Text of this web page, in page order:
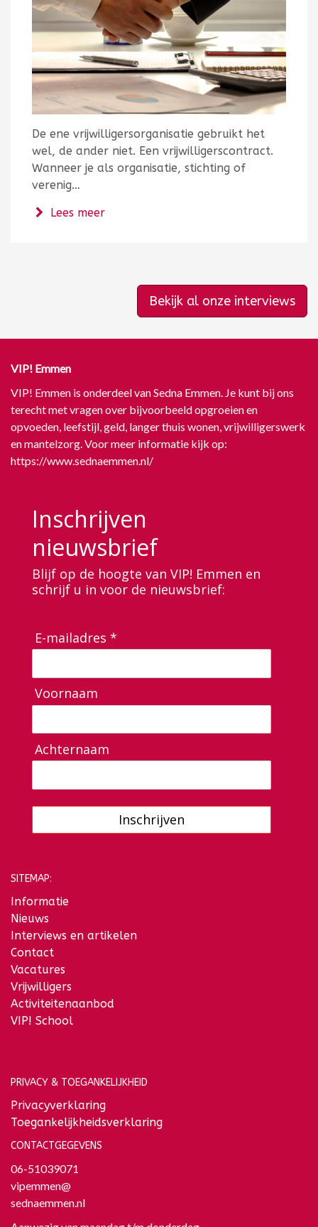
De ene vrijwilligersorganisatie gebruikt het
wel, de ander niet. Een vrijwilligerscontract.
Wanneer je als organisatie, stichting of
verenig…
Lees meerover Het belang van een
Bekijk al onze interviews
VIP! Emmen
VIP! Emmen is onderdeel van Sedna Emmen. Je kunt bij ons
terecht met vragen over bijvoorbeeld opgroeien en
opvoeden, leefstijl, geld, langer thuis wonen, vrijwilligerswerk
en mantelzorg. Voor meer informatie kijk op:
https://www.sednaemmen.nl/
Inschrijven
nieuwsbrief
Blijf op de hoogte van VIP! Emmen en
schrijf u in voor de nieuwsbrief:
E-mailadres *
Voornaam
Achternaam
Inschrijven
SITEMAP:
Informatie
Nieuws
Interviews en artikelen
Contact
Vacatures
Vrijwilligers
Activiteitenaanbod
VIP! School
PRIVACY & TOEGANKELIJKHEID
Privacyverklaring
Toegankelijkheidsverklaring
CONTACTGEGEVENS
06-51039071
vipemmen@
sednaemmen.nl